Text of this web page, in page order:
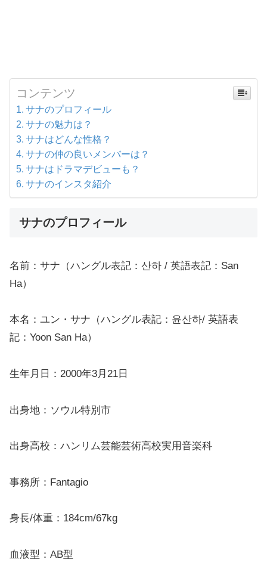
コンテンツ
サナのプロフィール
サナの魅力は？
サナはどんな性格？
サナの仲の良いメンバーは？
サナはドラマデビューも？
サナのインスタ紹介
サナのプロフィール
名前：サナ（ハングル表記：산하 / 英語表記：San
Ha）
本名：ユン・サナ（ハングル表記：윤산하/ 英語表
記：Yoon San Ha）
生年月日：2000年3月21日
出身地：ソウル特別市
出身高校：ハンリム芸能芸術高校実用音楽科
事務所：Fantagio
身長/体重：184cm/67kg
血液型：AB型